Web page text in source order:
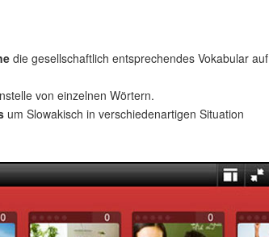
die gesellschaftlich entsprechendes Vokabular auf
von einzelnen Wörtern.
um Slowakisch in verschiedenartigen Situation